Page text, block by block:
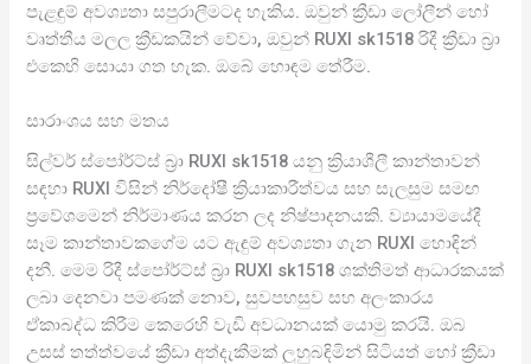
පැළඳුම් අවශ්‍යතා සපුරාලීමටද හැකිය. ඔවුන් ක්‍රීඩා ලෝලීන් හෝ
වෘත්තීය මලල ක්‍රීඩකයින් වේවා, ඔවුන් RUXI sk1518 රිදී ක්‍රීඩා බ්‍රා
එකෙහි සොයා ගත හැක. ඔබේ හොඳම තේරීම.
සාරාංශය සහ මතය
සිල්වර් ස්පෝර්ට්ස් බ්‍රා RUXI sk1518 යනු ක්‍රියාශීලී කාන්තාවන්
සඳහා RUXI විසින් නිර්දෝෂී ක්‍රියාකාරීත්වය සහ සැලසුම සමඟ
ප්‍රවේශමෙන් නිර්මාණය කරන ලද නිෂ්පාදනයකි. ව්‍යායාමයේදී
සෑම කාන්තාවකගේම යට ඇඳුම් අවශ්‍යතා ගැන RUXI හොඳින්
දනී. මෙම රිදී ස්පෝර්ට්ස් බ්‍රා RUXI sk1518 ශක්තිමත් ආධාරකයක්
ලබා දෙනවා පමණක් නොව, සුවපහසුව සහ අලංකාරය
ඒකාබද්ධ කිරීම කෙරෙහි වැඩි අවධානයක් යොමු කරයි. ඔබ
උසස් තත්ත්වයේ ක්‍රීඩා අත්දැකීමක් ලුහුබඳිමින් සිටියත් හෝ ක්‍රීඩා